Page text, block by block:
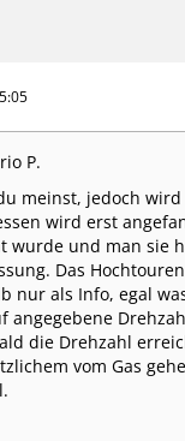
P.
meinst, jedoch
wird erst
wurde und man sie
Das
nur als Info, egal
angegebene
die Drehzahl
vom Gas